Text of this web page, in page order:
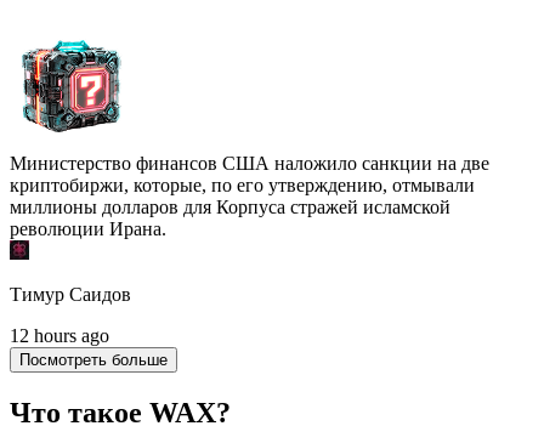
Министерство финансов США наложило санкции на две
криптобиржи, которые, по его утверждению, отмывали
миллионы долларов для Корпуса стражей исламской
революции Ирана.
Тимур Саидов
12 hours ago
Посмотреть больше
Что такое WAX?